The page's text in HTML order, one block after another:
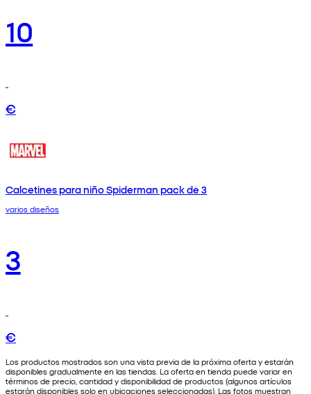
10
€
Calcetines para niño Spiderman pack de 3
varios diseños
3
€
Los productos mostrados son una vista previa de la próxima oferta y estarán
disponibles gradualmente en las tiendas. La oferta en tienda puede variar en
términos de precio, cantidad y disponibilidad de productos (algunos artículos
estarán disponibles solo en ubicaciones seleccionadas). Las fotos muestran